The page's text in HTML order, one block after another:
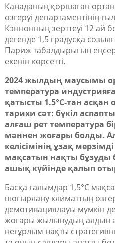
Канаданың қоршаған
өзгеруі департаментінің
Кэннонның зерттеуі 12 ай
дегенде 1,5 градусқа
Париж табалдырығын
екенін көрсетті.
2024 жылдың маусымы
температура
қатысты 1.5°C-тан асқан
тарихи сәт: бүкіл
алғаш рет температура
мәннен жоғары болды.
келісімінің ұзақ
мақсатын нақты бұзуды
ашық күйінде қалып
Басқа ғалымдар 1,5°С
шоғырлану климаттың
демотивациялауы мүмкін
жоғары жылынудың алдын
неғұрлым нақты